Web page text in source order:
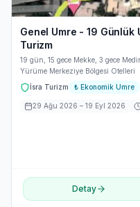
Genel Umre - 19
Turizm
19 gün, 15 gece Mekke, 3 gece
Yürüme Merkeziye Bölgesi Otelleri
İsra Turizm
₺ Ekonomik Umre
29 Ağu 2026 – 19 Eyl 2026
Detay